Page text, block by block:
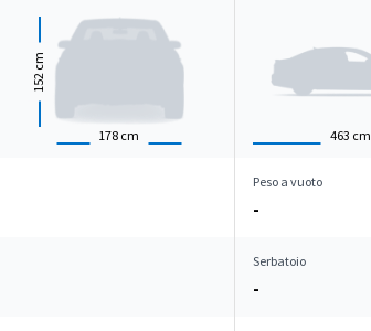
178 cm
152
cm
463 cm
Peso a vuoto
-
Serbatoio
-